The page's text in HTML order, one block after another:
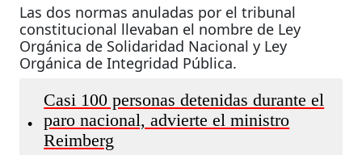
Las dos normas anuladas por el tribunal
constitucional llevaban el nombre de Ley
Orgánica de Solidaridad Nacional y Ley
Orgánica de Integridad Pública.
•
Casi 100 personas detenidas durante el
paro nacional, advierte el ministro
Reimberg